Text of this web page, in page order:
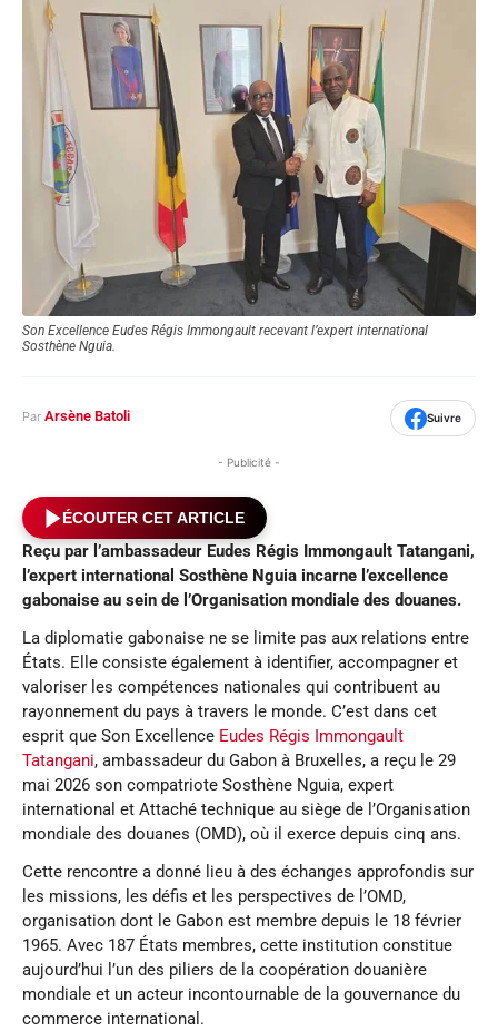
Son Excellence Eudes Régis Immongault recevant l’expert international
Sosthène Nguia.
Par Arsène Batoli Suivre
- Publicité -
ÉCOUTER CET ARTICLE
Reçu par l’ambassadeur Eudes Régis Immongault Tatangani,
l’expert international Sosthène Nguia incarne l’excellence
gabonaise au sein de l’Organisation mondiale des douanes.
La diplomatie gabonaise ne se limite pas aux relations entre
États. Elle consiste également à identifier, accompagner et
valoriser les compétences nationales qui contribuent au
rayonnement du pays à travers le monde. C’est dans cet
esprit que Son Excellence Eudes Régis Immongault
Tatangani, ambassadeur du Gabon à Bruxelles, a reçu le 29
mai 2026 son compatriote Sosthène Nguia, expert
international et Attaché technique au siège de l’Organisation
mondiale des douanes (OMD), où il exerce depuis cinq ans.
Cette rencontre a donné lieu à des échanges approfondis sur
les missions, les défis et les perspectives de l’OMD,
organisation dont le Gabon est membre depuis le 18 février
1965. Avec 187 États membres, cette institution constitue
aujourd’hui l’un des piliers de la coopération douanière
mondiale et un acteur incontournable de la gouvernance du
commerce international.